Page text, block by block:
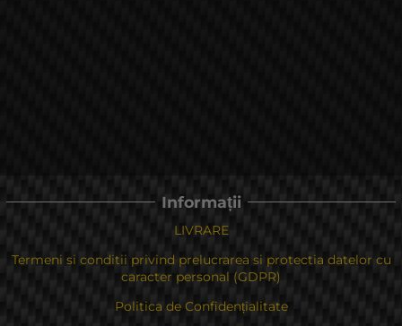
Informații
LIVRARE
Termeni si conditii privind prelucrarea si protectia datelor cu
caracter personal (GDPR)
Politica de Confidențialitate